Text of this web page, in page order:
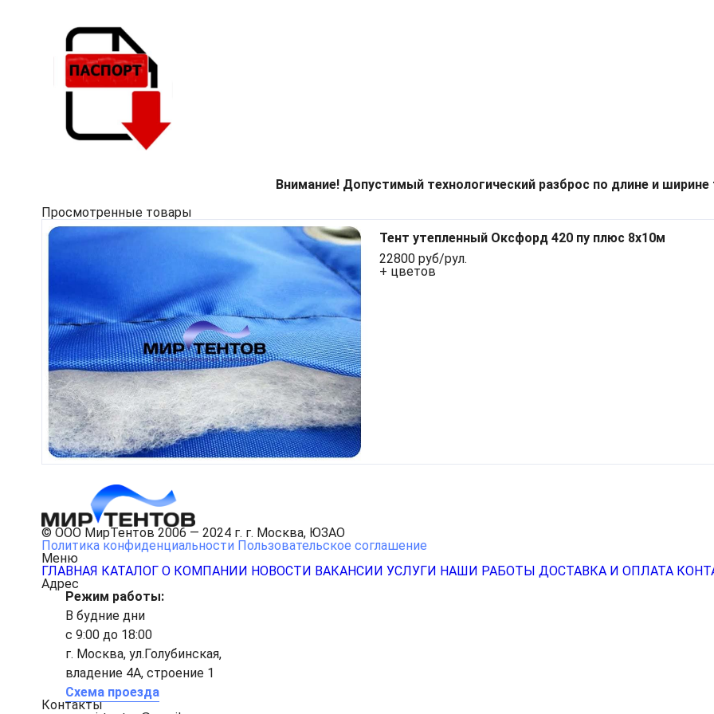
Внимание! Допустимый технологический разброс по длине и ширине
Просмотренные товары
Тент утепленный Оксфорд 420 пу плюс 8х10м
22800 руб/рул.
+ цветов
© ООО МирТентов 2006 — 2024 г. г. Москва, ЮЗАО
Политика конфиденциальности Пользовательское соглашение
Меню
ГЛАВНАЯ КАТАЛОГ О КОМПАНИИ НОВОСТИ ВАКАНСИИ УСЛУГИ НАШИ РАБОТЫ ДОСТАВКА И ОПЛАТА
Адрес
Режим работы:
В будние дни
с 9:00 до 18:00
г. Москва, ул.Голубинская,
владение 4А, строение 1
Схема проезда
Контакты